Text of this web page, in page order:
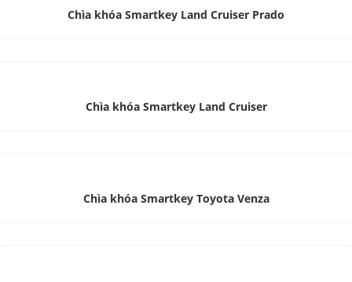
Chìa khóa Smartkey Land Cruiser Prado
Chìa khóa Smartkey Land Cruiser
Chìa khóa Smartkey Toyota Venza